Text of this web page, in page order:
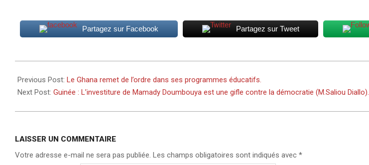
Partagez sur Facebook Partagez sur Tweet
01-
16
Previous Post: Le Ghana remet de l’ordre dans ses programmes éducatifs.
Next Post: Guinée : L’investiture de Mamady Doumbouya est une gifle contre la démocratie (M.Saliou Diallo).
LAISSER UN COMMENTAIRE
Votre adresse e-mail ne sera pas publiée. Les champs obligatoires sont indiqués avec *